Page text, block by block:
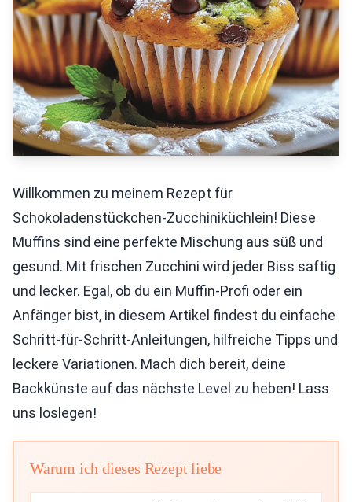
Willkommen zu meinem Rezept für
Schokoladenstückchen-Zucchiniküchlein! Diese
Muffins sind eine perfekte Mischung aus süß und
gesund. Mit frischen Zucchini wird jeder Biss saftig
und lecker. Egal, ob du ein Muffin-Profi oder ein
Anfänger bist, in diesem Artikel findest du einfache
Schritt-für-Schritt-Anleitungen, hilfreiche Tipps und
leckere Variationen. Mach dich bereit, deine
Backkünste auf das nächste Level zu heben! Lass
uns loslegen!
Warum ich dieses Rezept liebe